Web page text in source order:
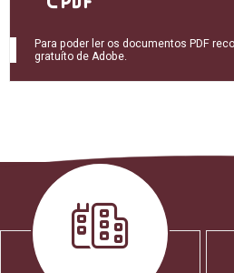
Para poder ler os documentos PDF
gratuíto de Adobe.